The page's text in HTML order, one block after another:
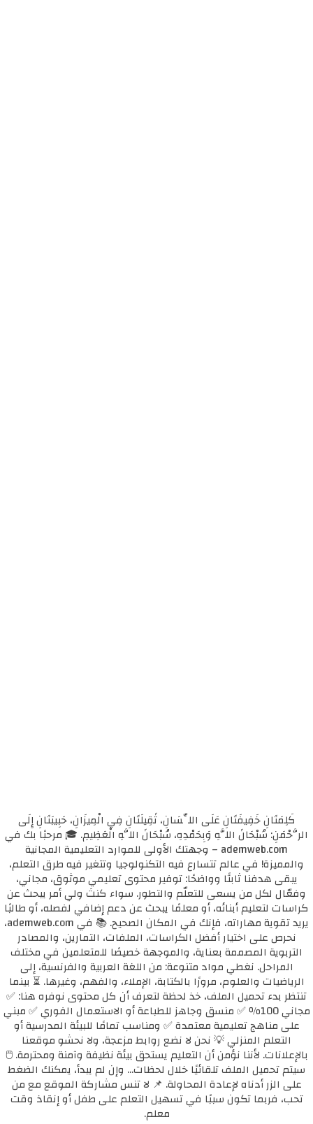
كَلِمَتَانِ خَفِيفَتَانِ عَلَى اللِّسَانِ، ثَقِيلَتَانِ فِي الْمِيزَانِ، حَبِيبَتَانِ إِلَى
الرَّحْمَنِ: سُبْحَانَ اللَّهِ وَبِحَمْدِهِ، سُبْحَانَ اللَّهِ الْعَظِيمِ. 🎓 مرحبًا بك في
ademweb.com – وجهتك الأولى للموارد التعليمية المجانية
والمميزة! في عالم تتسارع فيه التكنولوجيا وتتغير فيه طرق التعلم،
يبقى هدفنا ثابتًا وواضحًا: توفير محتوى تعليمي موثوق، مجاني،
وفعّال لكل من يسعى للتعلّم والتطور. سواء كنتَ ولي أمر يبحث عن
كراسات لتعليم أبنائه، أو معلمًا يبحث عن دعم إضافي لفصله، أو طالبًا
يريد تقوية مهاراته، فإنك في المكان الصحيح. 📚 في ademweb.com،
نحرص على اختيار أفضل الكراسات، الملفات، التمارين، والمصادر
التربوية المصممة بعناية، والموجهة خصيصًا للمتعلمين في مختلف
المراحل. نغطي مواد متنوعة: من اللغة العربية والفرنسية، إلى
الرياضيات والعلوم، مرورًا بالكتابة، الإملاء، والفهم، وغيرها. ⏳ بينما
تنتظر بدء تحميل الملف، خذ لحظة لتعرف أن كل محتوى نوفره هنا: ✅
مجاني 100٪ ✅ منسق وجاهز للطباعة أو الاستعمال الفوري ✅ مبني
على مناهج تعليمية معتمدة ✅ ومناسب تمامًا للبيئة المدرسية أو
التعلم المنزلي 💡 نحن لا نضع روابط مزعجة، ولا نحشو موقعنا
بالإعلانات. لأننا نؤمن أن التعليم يستحق بيئة نظيفة وآمنة ومحترمة. 🖱️
سيتم تحميل الملف تلقائيًا خلال لحظات... وإن لم يبدأ، يمكنك الضغط
على الزر أدناه لإعادة المحاولة. 📌 لا تنس مشاركة الموقع مع من
تحب، فربما تكون سببًا في تسهيل التعلم على طفل أو إنقاذ وقت
معلم.